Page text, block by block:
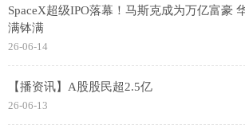
SpaceX超级IPO落幕！马斯克成为万亿富豪
满钵满
26-06-14
【播资讯】A股股民超2.5亿
26-06-13